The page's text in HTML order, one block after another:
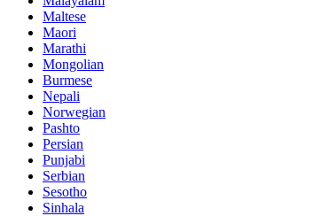
Maltese
Maori
Marathi
Mongolian
Burmese
Nepali
Norwegian
Pashto
Persian
Punjabi
Serbian
Sesotho
Sinhala